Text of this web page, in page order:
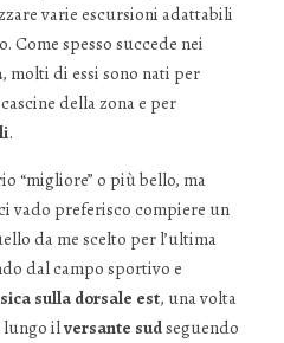
varie escursioni adattabili
Come spesso succede nei
, molti di essi sono nati per
della zona e per
.
“migliore” o più bello, ma
vado preferisco compiere un
da me scelto per l’ultima
dal campo sportivo e
sulla dorsale est, una volta
lungo ilversante sudseguendo